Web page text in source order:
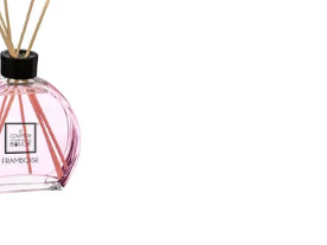
la table
beauté